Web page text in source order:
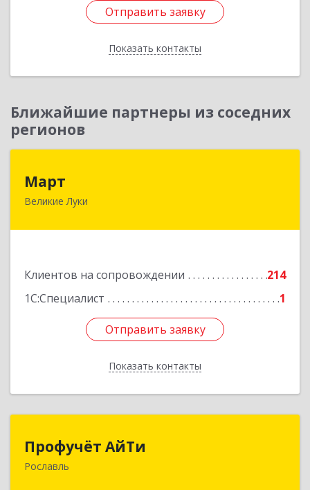
Отправить заявку
Показать контакты
Отправить заявку
Назад
Ближайшие партнеры из соседних
регионов
Март
Великие Луки
Клиентов на сопровождении
214
1С:Специалист
1
Отправить заявку
Показать контакты
182113, Псковская обл, Великие Луки г,
Отправить заявку
Назад
Профучёт АйТи
Рославль216500, Смоленская обл, Рославльский р-н,